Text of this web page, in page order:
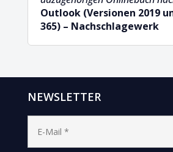
Outlook (Versionen 2019
365) – Nachschlagewerk
NEWSLETTER